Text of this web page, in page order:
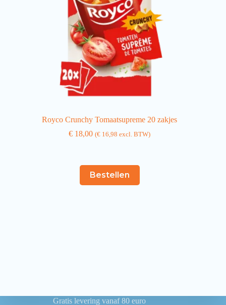
Royco Crunchy Tomaatsupreme 20 zakjes
€ 18,00 (€ 16,98 excl. BTW)
Bestellen
Gratis levering vanaf 80 euro